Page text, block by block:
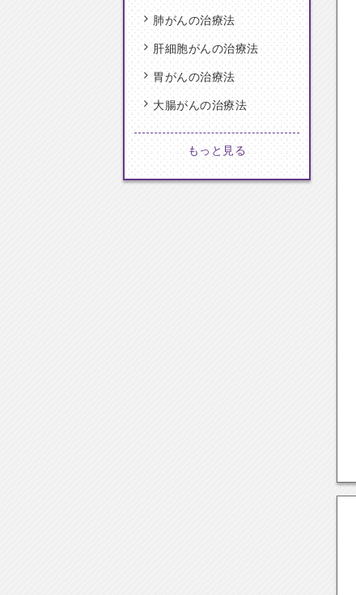
肺がんの治療法
肝細胞がんの治療法
胃がんの治療法
大腸がんの治療法
もっと見る